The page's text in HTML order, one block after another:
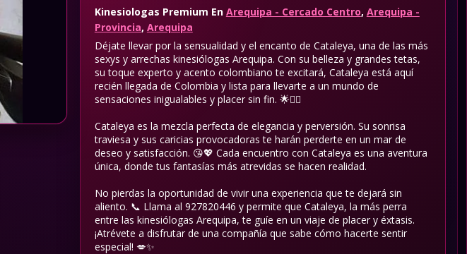
Kinesiologas Premium En Arequipa - Cercado Centro, Arequipa -
Provincia, Arequipa
Déjate llevar por la sensualidad y el encanto de Cataleya, una de las más
sexys y arrechas kinesiólogas Arequipa. Con su belleza y grandes tetas,
su toque experto y acento colombiano te excitará, Cataleya está aquí
recién llegada de Colombia y lista para llevarte a un mundo de
sensaciones inigualables y placer sin fin. 🌟💆‍♀️
Cataleya es la mezcla perfecta de elegancia y perversión. Su sonrisa
traviesa y sus caricias provocadoras te harán perderte en un mar de
deseo y satisfacción. 😘💖 Cada encuentro con Cataleya es una aventura
única, donde tus fantasías más atrevidas se hacen realidad.
No pierdas la oportunidad de vivir una experiencia que te dejará sin
aliento. 📞 Llama al 927820446 y permite que Cataleya, la más perra
entre las kinesiólogas Arequipa, te guíe en un viaje de placer y éxtasis.
¡Atrévete a disfrutar de una compañía que sabe cómo hacerte sentir
especial! 💋✨